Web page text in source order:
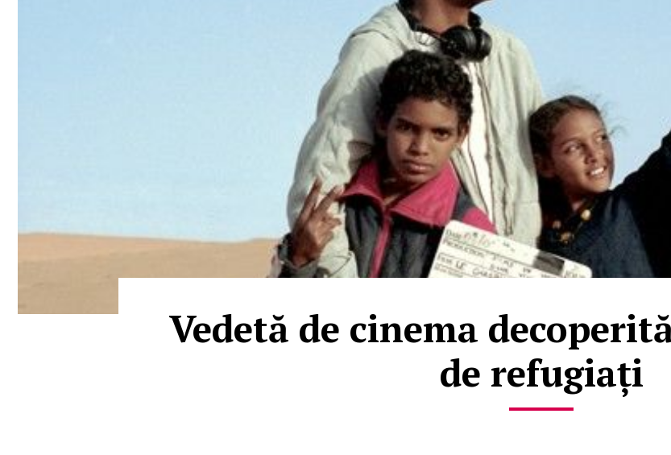
Vedetă de cinema
de refugiați